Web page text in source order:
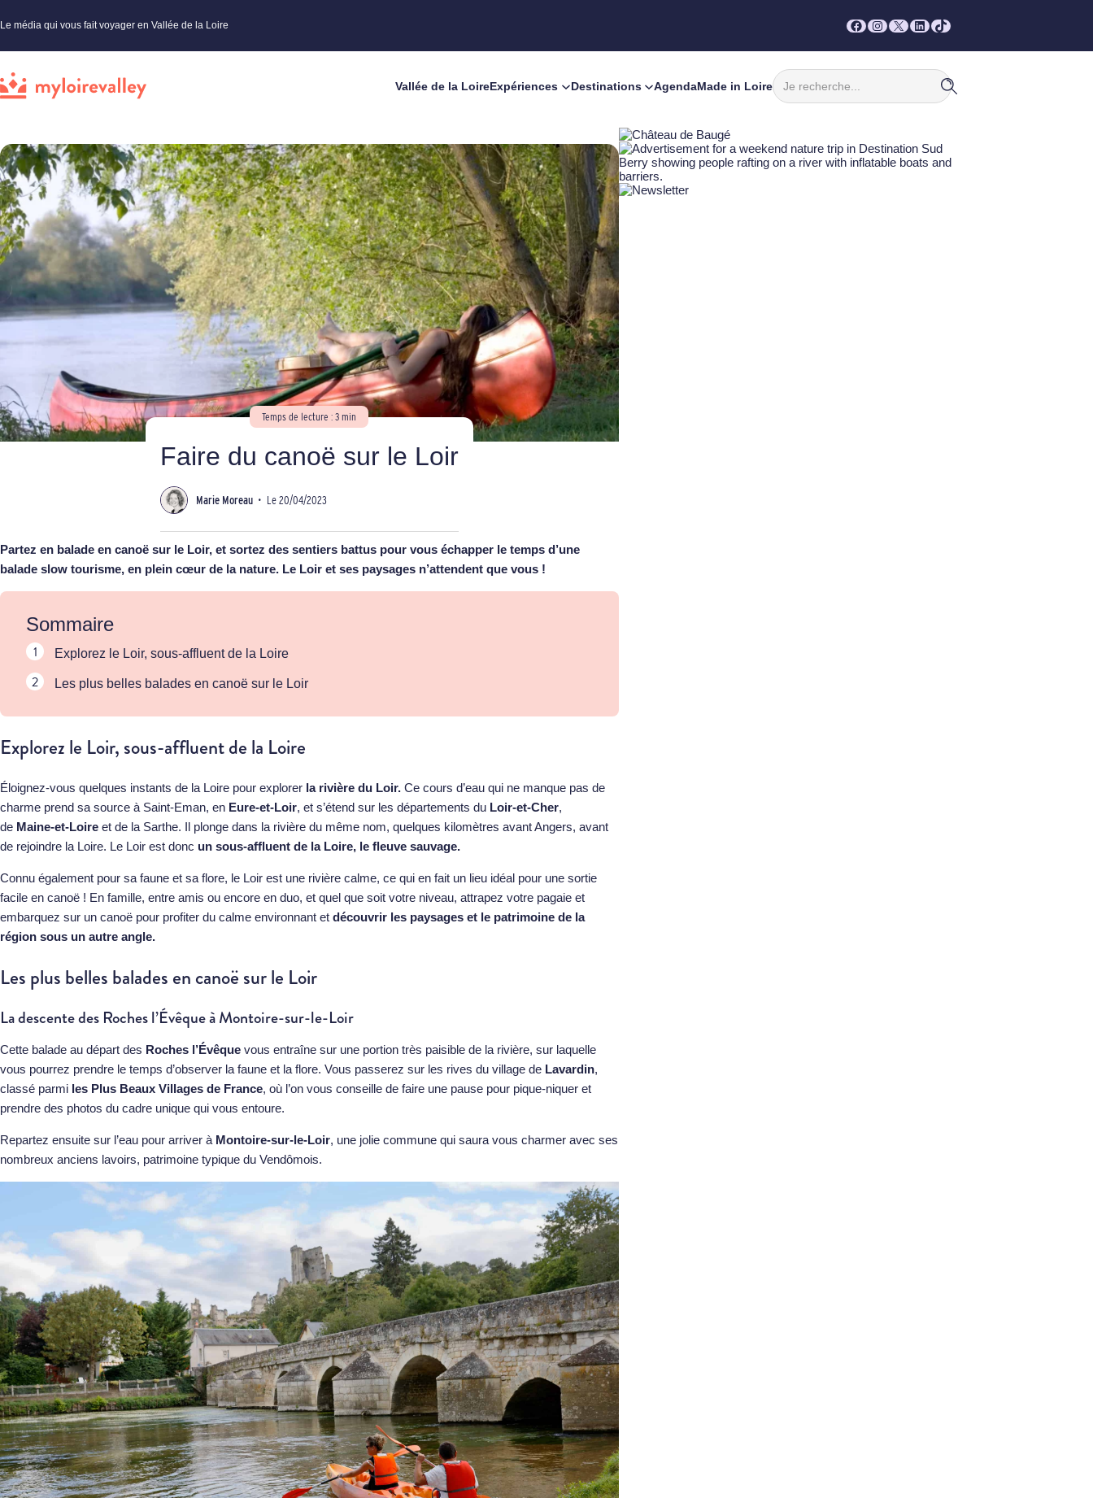
Le média qui vous fait voyager en Vallée de la Loire Facebook
Instagram
X LinkedIn
TikTok
Vallée de la LoireExpériences Destinations AgendaMade in Loire
Rechercher
Temps de lecture : 3 min
Faire du canoë sur le Loir
Marie Moreau • Le 20/04/2023
Partez en balade en canoë sur le Loir, et sortez des sentiers battus pour vous échapper le temps d’une
balade slow tourisme, en plein cœur de la nature. Le Loir et ses paysages n’attendent que vous !
Sommaire
Explorez le Loir, sous-affluent de la Loire
Les plus belles balades en canoë sur le Loir
Explorez le Loir, sous-affluent de la Loire
Éloignez-vous quelques instants de la Loire pour explorer la rivière du Loir. Ce cours d’eau qui ne manque pas de
charme prend sa source à Saint-Eman, en Eure-et-Loir, et s’étend sur les départements du Loir-et-Cher,
de Maine-et-Loire et de la Sarthe. Il plonge dans la rivière du même nom, quelques kilomètres avant Angers, avant
de rejoindre la Loire. Le Loir est donc un sous-affluent de la Loire, le fleuve sauvage.
Connu également pour sa faune et sa flore, le Loir est une rivière calme, ce qui en fait un lieu idéal pour une sortie
facile en canoë ! En famille, entre amis ou encore en duo, et quel que soit votre niveau, attrapez votre pagaie et
embarquez sur un canoë pour profiter du calme environnant et découvrir les paysages et le patrimoine de la
région sous un autre angle.
Les plus belles balades en canoë sur le Loir
La descente des Roches l’Évêque à Montoire-sur-le-Loir
Cette balade au départ des Roches l’Évêque vous entraîne sur une portion très paisible de la rivière, sur laquelle
vous pourrez prendre le temps d’observer la faune et la flore. Vous passerez sur les rives du village de Lavardin,
classé parmi les Plus Beaux Villages de France, où l’on vous conseille de faire une pause pour pique-niquer et
prendre des photos du cadre unique qui vous entoure.
Repartez ensuite sur l’eau pour arriver à Montoire-sur-le-Loir, une jolie commune qui saura vous charmer avec ses
nombreux anciens lavoirs, patrimoine typique du Vendômois.